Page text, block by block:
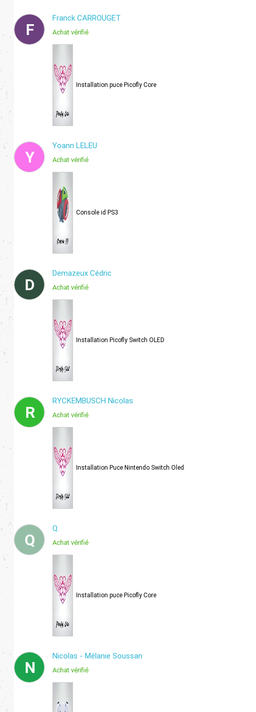
F
Franck CARROUGET
Achat vérifié
Installation puce Picofly Core
Y
Yoann LELEU
Achat vérifié
Console id PS3
D
Demazeux Cédric
Achat vérifié
Installation Picofly Switch OLED
R
RYCKEMBUSCH Nicolas
Achat vérifié
Installation Puce Nintendo Switch Oled
Q
Q.
Achat vérifié
Installation puce Picofly Core
N
Nicolas - Mélanie Soussan
Achat vérifié